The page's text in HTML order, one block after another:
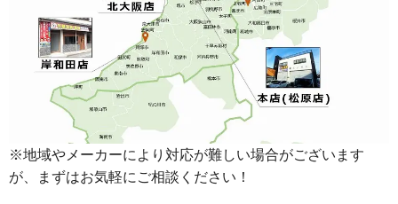
※地域やメーカーにより対応が難しい場合がございます
が、まずはお気軽にご相談ください！